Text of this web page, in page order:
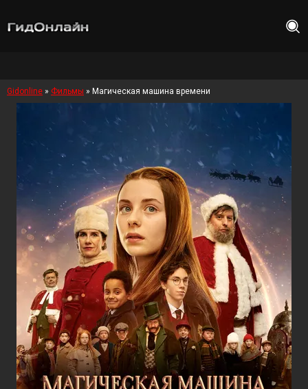
Gidonline » Фильмы » Магическая машина времени